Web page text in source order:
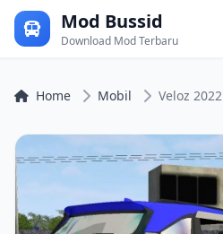
Mod Bussid
Download Mod Terbaru
Home Mobil Veloz 2022